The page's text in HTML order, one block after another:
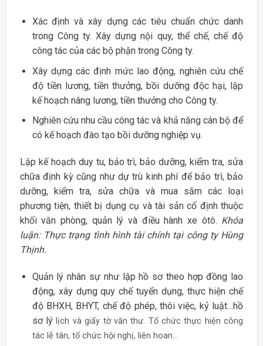
Xác định và xây dựng các tiêu chuẩn chức danh
trong Công ty. Xây dựng nội quy, thể chế, chế độ
công tác của các bộ phận trong Công ty.
Xây dựng các định mức lao động, nghiên cứu chế
độ tiền lương, tiền thưởng, bồi dưỡng độc hại, lập
kế hoạch nâng lương, tiền thưởng cho Công ty.
Nghiên cứu nhu cầu công tác và khả năng cán bộ để
có kế hoạch đào tạo bồi dưỡng nghiệp vụ.
Lập kế hoạch duy tu, bảo trì, bảo dưỡng, kiểm tra, sửa
chữa định kỳ cũng như dự trù kinh phí để bảo trì, bảo
dưỡng, kiểm tra, sửa chữa và mua sắm các loại
phương tiện, thiết bị dụng cụ và tài sản cố định thuộc
khối văn phòng, quản lý và điều hành xe ôtô. Khóa
luận: Thực trạng tình hình tài chính tại công ty Hùng
Thịnh.
Quản lý nhân sự như lập hồ sơ theo hợp đồng lao
động, xây dựng quy chế tuyển dụng, thực hiện chế
độ BHXH, BHYT, chế độ phép, thôi việc, kỷ luật…hồ
sơ lý lịch và giấy tờ văn thư. Tổ chức thực hiện công
tác lễ tân, tổ chức hội nghị, liên hoan…